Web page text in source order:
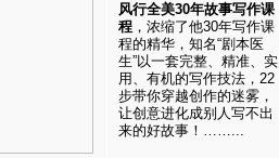
风行全美30年故事写作课
程 ，浓缩了他30年写作课
程的精华，知名“剧本医
生”以一套完整、精准、实
用、有机的写作技法，22
步带你穿越创作的迷雾，
让创意进化成别人写不出
来的好故事！……...